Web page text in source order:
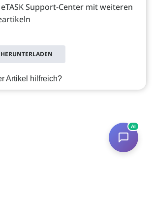
Support-Center mit weiteren
Artikel hilfreich?
AI